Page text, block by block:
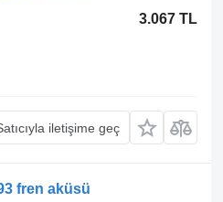
3.067 TL
iletişime geç
fren aküsü